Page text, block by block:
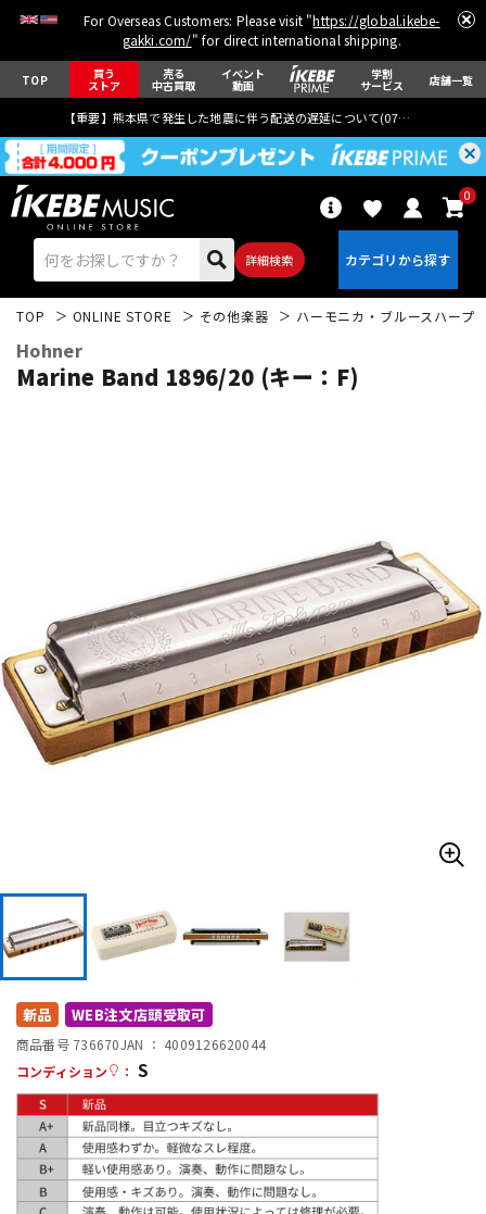
For Overseas Customers: Please visit "https://global.ikebe-
gakki.com/" for direct international shipping.
TOP 買う
ストア
売る
中古買取
イベント
動画
学割
サービス 店舗一覧
【重要】熊本県で発生した地震に伴う配送の遅延について(07月29日
詳細検索
0
パーカッション
キーボード 電子ピアノ
管楽器
DTM
配信/ライブ機器
中古
TOP ONLINE STORE その他楽器 ハーモニカ・ブルースハープ
Hohner
Marine Band 1896/20 (キー：F)
新品 WEB注文店頭受取可
商品番号 736670JAN ： 4009126620044
コンディション
： S